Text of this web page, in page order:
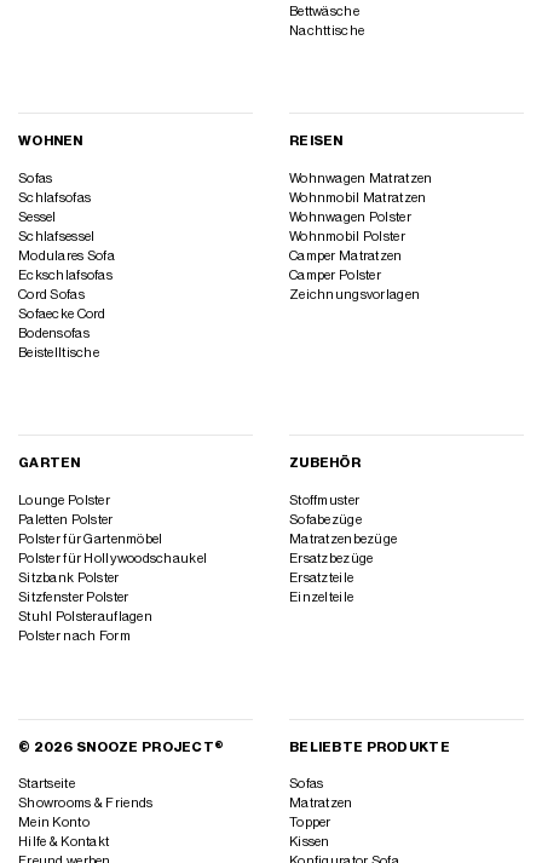
Bettwäsche
Nachttische
WOHNEN
Sofas
Schlafsofas
Sessel
Schlafsessel
Modulares Sofa
Eckschlafsofas
Cord Sofas
Sofaecke Cord
Bodensofas
Beistelltische
REISEN
Wohnwagen Matratzen
Wohnmobil Matratzen
Wohnwagen Polster
Wohnmobil Polster
Camper Matratzen
Camper Polster
Zeichnungsvorlagen
GARTEN
Lounge Polster
Paletten Polster
Polster für Gartenmöbel
Polster für Hollywoodschaukel
Sitzbank Polster
Sitzfenster Polster
Stuhl Polsterauflagen
Polster nach Form
ZUBEHÖR
Stoffmuster
Sofabezüge
Matratzenbezüge
Ersatzbezüge
Ersatzteile
Einzelteile
© 2026 SNOOZE PROJECT®
Startseite
Showrooms & Friends
Mein Konto
Hilfe & Kontakt
BELIEBTE PRODUKTE
Sofas
Matratzen
Topper
Kissen